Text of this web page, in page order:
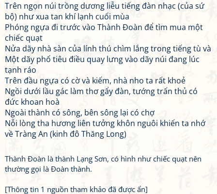
Trên ngọn núi trồng dương liễu tiếng đàn nhạc (của sứ
bộ) như xua tan khí lạnh cuối mùa
Phóng ngựa đi trước vào Thành Đoàn để tìm mua một
chiếc quạt
Nửa dãy nhà sàn của lính thú chìm lắng trong tiếng tù và
Một dãy phố tiêu điều quay lưng vào dãy núi đang lúc
tạnh ráo
Trên đầu ngựa có cờ và kiếm, nhà nho ta rất khoẻ
Ngồi dưới lầu gác làm thơ gẩy đàn, tướng trấn thủ có
đức khoan hoà
Ngoài thành có sông, bên sông lại có chợ
Nỗi lòng tha hương liên tưởng khôn nguôi khiến ta nhớ
về Tràng An (kinh đô Thăng Long)
Thành Đoàn là thành Lạng Sơn, có hình như chiếc quạt nên
thường gọi là Đoàn thành.
[Thông tin 1 nguồn tham khảo đã được ẩn]